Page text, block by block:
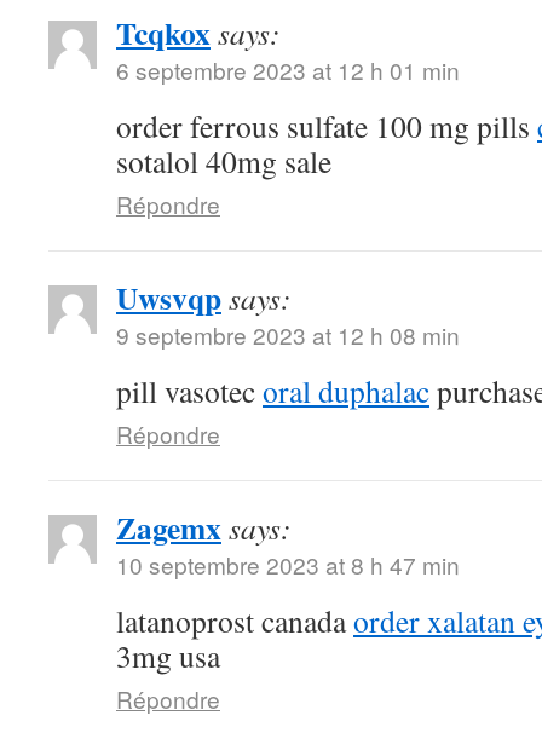
Tcqkoxsays:
6 septembre 2023 at 12 h 01 min
order ferrous sulfate 100 mg pills
sotalol 40mg sale
Répondre
Uwsvqpsays:
9 septembre 2023 at 12 h 08 min
pill vasotecoral duphalac
Répondre
Zagemxsays:
10 septembre 2023 at 8 h 47 min
latanoprost canadaorder xalatan
3mg usa
Répondre